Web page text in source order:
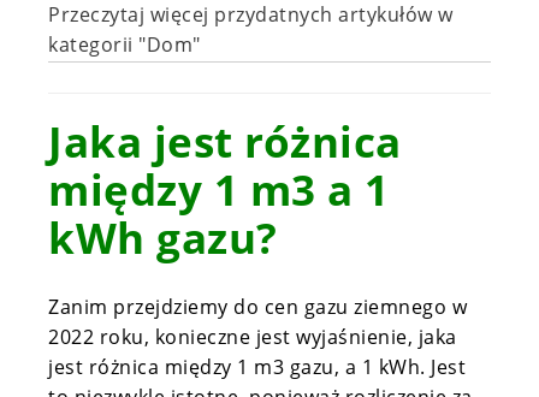
Przeczytaj więcej przydatnych artykułów w
kategorii "Dom"
Jaka jest różnica
między 1 m3 a 1
kWh gazu?
Zanim przejdziemy do cen gazu ziemnego w
2022 roku, konieczne jest wyjaśnienie, jaka
jest różnica między 1 m3 gazu, a 1 kWh. Jest